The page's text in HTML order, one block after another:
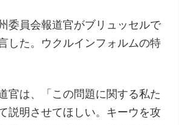
委員会報道官がブリュッセルで
した。ウクルインフォルムの特
官は、「この問題に関する私た
説明させてほしい。キーウを攻